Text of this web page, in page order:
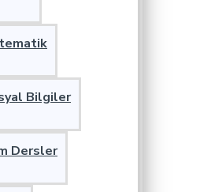
Bilgiler
Dersler